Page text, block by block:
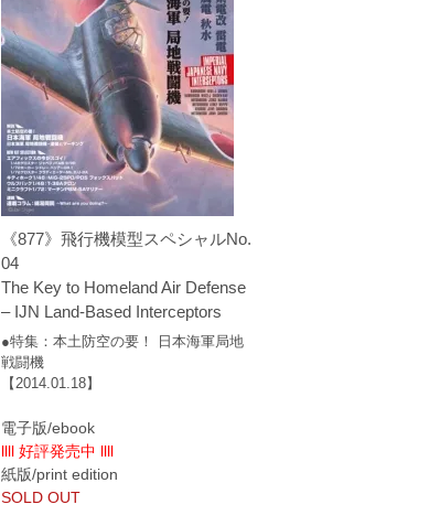
《877》飛行機模型スペシャルNo.
04
The Key to Homeland Air Defense
– IJN Land-Based Interceptors
●特集：本土防空の要！ 日本海軍局地
戦闘機
【2014.01.18】
電子版/ebook
llll 好評発売中 llll
紙版/print edition
SOLD OUT